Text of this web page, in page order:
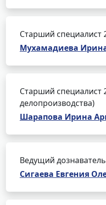
Старший специалист
Мухамадиева
Старший специалист
делопроизводства)
Шарапова Ирина
Ведущий дознаватель
Сигаева Евгения